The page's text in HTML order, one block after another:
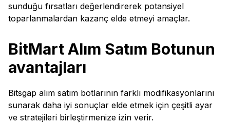
sunduğu fırsatları değerlendirerek potansiyel
toparlanmalardan kazanç elde etmeyi amaçlar.
BitMart Alım Satım Botunun
avantajları
Bitsgap alım satım botlarının farklı modifikasyonlarını
sunarak daha iyi sonuçlar elde etmek için çeşitli ayar
ve stratejileri birleştirmenize izin verir.